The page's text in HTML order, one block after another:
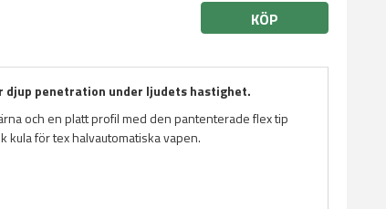
KÖP
djup penetration under ljudets hastighet.
och en platt profil med den pantenterade flex tip
kula för tex halvautomatiska vapen.